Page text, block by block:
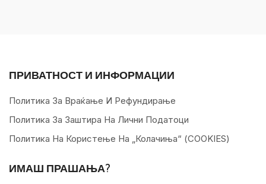
ПРИВАТНОСТ И ИНФОРМАЦИИ
Политика За Враќање И Рефундирање
Политика За Заштира На Лични Податоци
Политика На Користење На „колачиња“ (COOKIES)
ИМАШ ПРАШАЊА?